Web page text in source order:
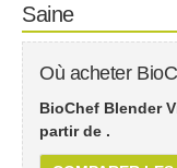
Saine
Où acheter
BioChef Blender
partir de .